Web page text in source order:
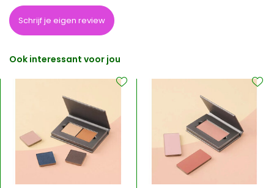
Schrijf je eigen review
Ook interessant voor jou